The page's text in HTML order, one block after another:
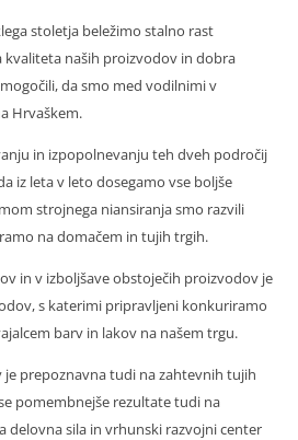
stoletja beležimo stalno rast
kvaliteta naših proizvodov in dobra
da smo med vodilnimi v
Hrvaškem.
in izpopolnevanju teh dveh področij
iz leta v leto dosegamo vse boljše
strojnega niansiranja smo razvili
na domačem in tujih trgih.
in v izboljšave obstoječih proizvodov je
s katerimi pripravljeni konkuriramo
barv in lakov na našem trgu.
prepoznavna tudi na zahtevnih tujih
pomembnejše rezultate tudi na
delovna sila in vrhunski razvojni center